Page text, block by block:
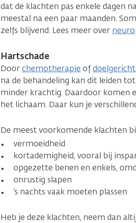
dat de klachten pas enkele dagen
meestal na een paar maanden.
zelfs blijvend. Lees meer over
Hartschade
Doorchemotherapie of
na de behandeling kan dit leiden
minder krachtig. Daardoor komen
het lichaam. Daar kun je
De meest voorkomende klachten
vermoeidheid
kortademigheid, vooral bij
opgezette benen en enkels,
onrustig slapen
’s nachts vaak moeten plassen
Heb je deze klachten, neem dan